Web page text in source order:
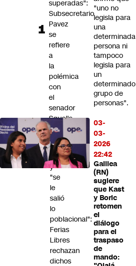
"uno no
legisla para
una
determinada
persona ni
tampoco
legisla para
un
determinado
grupo de
personas".
03-
03-
2026
22:42
Galilea
(RN)
sugiere
que Kast
y Boric
retomen
el
diálogo
para el
traspaso
de
mando:
superadas":
Subsecretario
Pavez
se
refiere
a
la
polémica
con
el
senador
Squella
"Señora
de
feria"
y
"se
le
salió
lo
poblacional":
Ferias
Libres
rechazan
dichos